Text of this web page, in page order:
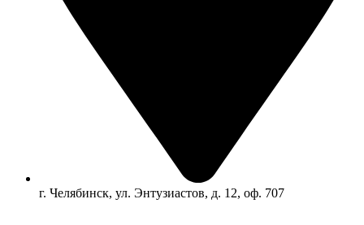
г. Челябинск, ул. Энтузиастов, д. 12, оф. 707